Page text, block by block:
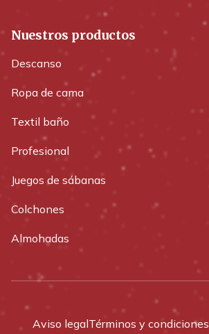
Nuestros productos
Descanso
Ropa de cama
Textil baño
Profesional
Juegos de sábanas
Colchones
Almohadas
Aviso legalTérminos y condiciones